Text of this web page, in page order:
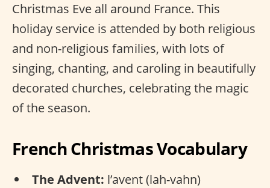
Christmas Eve all around France. This
holiday service is attended by both religious
and non-religious families, with lots of
singing, chanting, and caroling in beautifully
decorated churches, celebrating the magic
of the season.
French Christmas Vocabulary
The Advent: l’avent (lah-vahn)